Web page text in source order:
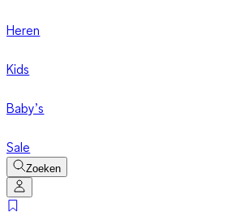
Heren
Kids
Baby’s
Sale
Zoeken